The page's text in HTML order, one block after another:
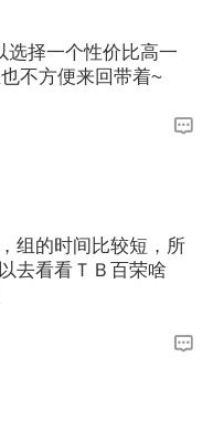
选择一个性价比高一
不方便来回带着~
组的时间比较短，所
去看看ＴＢ百荣啥